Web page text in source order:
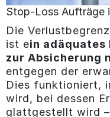
Stop-Loss Aufträge
Die
ist ein adäquates
zur Absicherung
entgegen der
Dies funktioniert,
wird, bei dessen
glattgestellt wird